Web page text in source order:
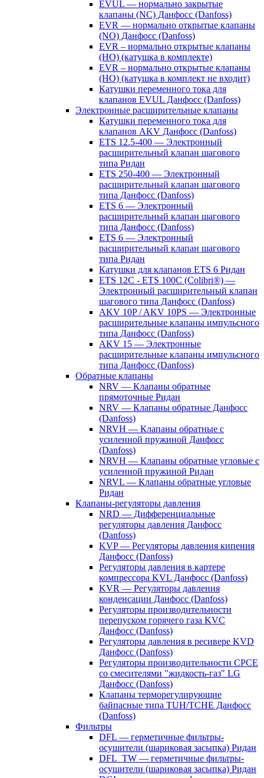
EVUL — нормально закрытые
клапаны (NC) Данфосс (Danfoss)
EVR — нормально открытые клапаны
(NO) Данфосс (Danfoss)
EVR – нормально открытые клапаны
(НО) (катушка в комплекте)
EVR – нормально открытые клапаны
(НО) (катушка в комплект не входит)
Катушки переменного тока для
клапанов EVUL Данфосс (Danfoss)
Электронные расширительные клапаны
Катушки переменного тока для
клапанов AKV Данфосс (Danfoss)
ETS 12.5-400 — Электронный
расширительный клапан шагового
типа Ридан
ETS 250-400 — Электронный
расширительный клапан шагового
типа Данфосс (Danfoss)
ETS 6 — Электронный
расширительный клапан шагового
типа Данфосс (Danfoss)
ETS 6 — Электронный
расширительный клапан шагового
типа Ридан
Катушки для клапанов ETS 6 Ридан
ETS 12C - ETS 100C (Colibri®) —
Электронный расширительный клапан
шагового типа Данфосс (Danfoss)
AKV 10P / AKV 10PS — Электронные
расширительные клапаны импульсного
типа Данфосс (Danfoss)
AKV 15 — Электронные
расширительные клапаны импульсного
типа Данфосс (Danfoss)
Обратные клапаны
NRV — Клапаны обратные
прямоточные Ридан
NRV — Клапаны обратные Данфосс
(Danfoss)
NRVH — Клапаны обратные с
усиленной пружиной Данфосс
(Danfoss)
NRVH — Клапаны обратные угловые с
усиленной пружиной Ридан
NRVL — Клапаны обратные угловые
Ридан
Клапаны-регуляторы давления
NRD — Дифференциальные
регуляторы давления Данфосс
(Danfoss)
KVP — Регуляторы давления кипения
Данфосс (Danfoss)
Регуляторы давления в картере
компрессора KVL Данфосс (Danfoss)
KVR — Регуляторы давления
конденсации Данфосс (Danfoss)
Регуляторы производительности
перепуском горячего газа KVC
Данфосс (Danfoss)
Регуляторы давления в ресивере KVD
Данфосс (Danfoss)
Регуляторы производительности CPCE
со смесителями "жидкость-газ" LG
Данфосс (Danfoss)
Клапаны терморегулирующие
байпасные типа TUH/TCHE Данфосс
(Danfoss)
Фильтры
DFL — герметичные фильтры-
осушители (шариковая засыпка) Ридан
DFL_TW — герметичные фильтры-
осушители (шариковая засыпка) Ридан